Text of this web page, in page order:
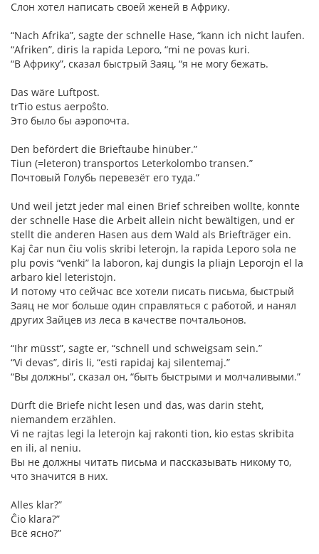
Слон хотел написать своей женей в Африку.
“Nach Afrika”, sagte der schnelle Hase, “kann ich nicht laufen.
“Afriken”, diris la rapida Leporo, “mi ne povas kuri.
“В Африку”, сказал быстрый Заяц, “я не могу бежать.
Das wäre Luftpost.
trTio estus aerpoŝto.
Это было бы аэропочта.
Den befördert die Brieftaube hinüber.”
Tiun (=leteron) transportos Leterkolombo transen.”
Почтовый Голубь перевезёт его туда.”
Und weil jetzt jeder mal einen Brief schreiben wollte, konnte
der schnelle Hase die Arbeit allein nicht bewältigen, und er
stellt die anderen Hasen aus dem Wald als Briefträger ein.
Kaj ĉar nun ĉiu volis skribi leterojn, la rapida Leporo sola ne
plu povis “venki” la laboron, kaj dungis la pliajn Leporojn el la
arbaro kiel leteristojn.
И потому что сейчас все хотели писать письма, быстрый
Заяц не мог больше один справляться с работой, и нанял
других Зайцев из леса в качестве почтальонов.
“Ihr müsst”, sagte er, “schnell und schweigsam sein.”
“Vi devas”, diris li, “esti rapidaj kaj silentemaj.”
“Вы должны”, сказал он, “быть быстрыми и молчаливыми.”
Dürft die Briefe nicht lesen und das, was darin steht,
niemandem erzählen.
Vi ne rajtas legi la leterojn kaj rakonti tion, kio estas skribita
en ili, al neniu.
Вы не должны читать письма и пассказывать никому то,
что значится в них.
Alles klar?”
Ĉio klara?”
Всё ясно?”